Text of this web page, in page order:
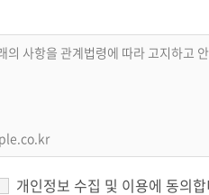
사항을 관계법령에 따라 고지하고
개인정보 수집 및 이용에 동의